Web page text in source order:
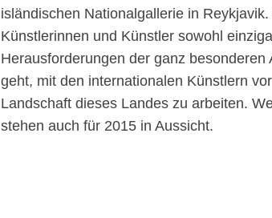
isländischen Nationalgallerie in
Künstlerinnen und Künstler sowohl
Herausforderungen der ganz
geht, mit den internationalen Künstlern
Landschaft dieses Landes zu arbeiten.
stehen auch für 2015 in Aussicht.